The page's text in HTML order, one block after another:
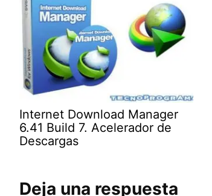
Internet Download Manager
6.41 Build 7. Acelerador de
Descargas
Deja una respuesta